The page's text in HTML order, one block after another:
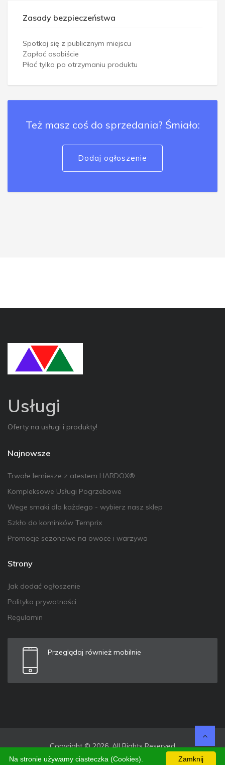
Zasady bezpieczeństwa
Spotkaj się z publicznym miejscu
Zapłać osobiście
Płać tylko po otrzymaniu produktu
Też masz coś do sprzedania? Śmiało:
Dodaj ogłoszenie
Usługi
Oferty na usługi i produkty!
Najnowsze
Trwałe lemiesze z atestem HARDOX®
Kompleksowe Usługi Pogrzebowe
Wege smaki dla każdego - wybierz nasz sklep
Szkło do kominków Temprix
Promocje sezonowe na owoce i warzywa
Strony
Jak dodać ogłoszenie
Polityka prywatności
Regulamin
Przeglądaj również mobilnie
Copyright © 2026. All Rights Reserved
Zamknij
Na stronie używamy ciasteczka (Cookies).